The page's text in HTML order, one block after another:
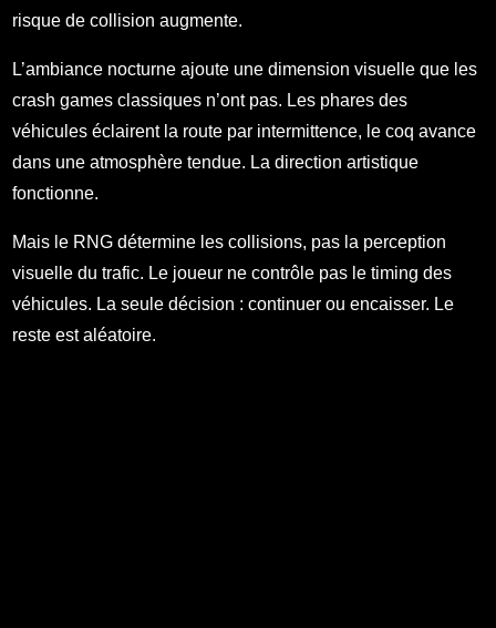
risque de collision augmente.
L’ambiance nocturne ajoute une dimension visuelle que les
crash games classiques n’ont pas. Les phares des
véhicules éclairent la route par intermittence, le coq avance
dans une atmosphère tendue. La direction artistique
fonctionne.
Mais le RNG détermine les collisions, pas la perception
visuelle du trafic. Le joueur ne contrôle pas le timing des
véhicules. La seule décision : continuer ou encaisser. Le
reste est aléatoire.